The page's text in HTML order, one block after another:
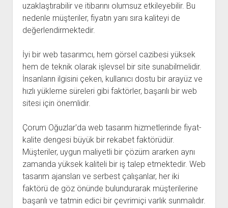
uzaklaştırabilir ve itibarını olumsuz etkileyebilir. Bu
nedenle müşteriler, fiyatın yanı sıra kaliteyi de
değerlendirmektedir.
İyi bir web tasarımcı, hem görsel cazibesi yüksek
hem de teknik olarak işlevsel bir site sunabilmelidir.
İnsanların ilgisini çeken, kullanıcı dostu bir arayüz ve
hızlı yükleme süreleri gibi faktörler, başarılı bir web
sitesi için önemlidir.
Çorum Oğuzlar'da web tasarım hizmetlerinde fiyat-
kalite dengesi büyük bir rekabet faktörüdür.
Müşteriler, uygun maliyetli bir çözüm ararken aynı
zamanda yüksek kaliteli bir iş talep etmektedir. Web
tasarım ajansları ve serbest çalışanlar, her iki
faktörü de göz önünde bulundurarak müşterilerine
başarılı ve tatmin edici bir çevrimiçi varlık sunmalıdır.